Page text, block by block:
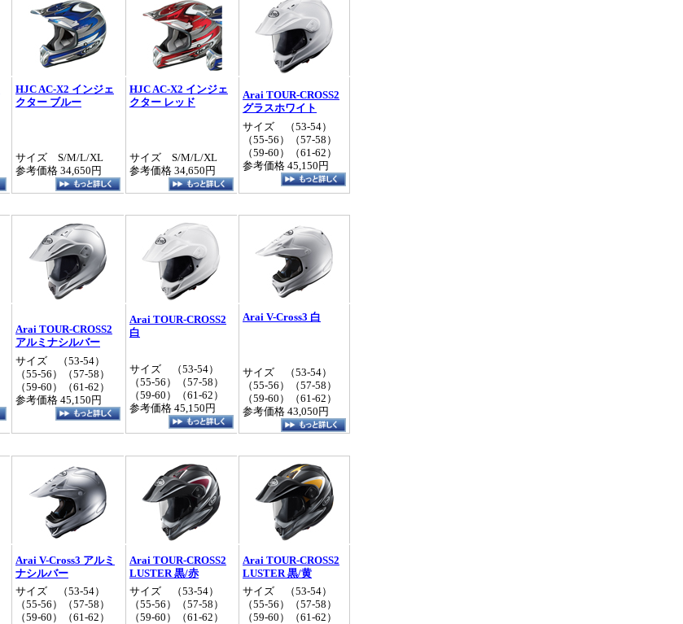
HJC AC-X2 インジェ
クター ブルー
サイズ S/M/L/XL
参考価格 34,650円
HJC AC-X2 インジェ
クター レッド
サイズ S/M/L/XL
参考価格 34,650円
Arai TOUR-CROSS2
グラスホワイト
サイズ （53‐54）
（55‐56）（57‐58）
（59‐60）（61‐62）
参考価格 45,150円
Arai TOUR-CROSS2
アルミナシルバー
サイズ （53‐54）
（55‐56）（57‐58）
（59‐60）（61‐62）
参考価格 45,150円
Arai TOUR-CROSS2
白
サイズ （53‐54）
（55‐56）（57‐58）
（59‐60）（61‐62）
参考価格 45,150円
Arai V-Cross3 白
サイズ （53‐54）
（55‐56）（57‐58）
（59‐60）（61‐62）
参考価格 43,050円
Arai V-Cross3 アルミ
ナシルバー
サイズ （53‐54）
（55‐56）（57‐58）
（59‐60）（61‐62）
Arai TOUR-CROSS2
LUSTER 黒/赤
サイズ （53‐54）
（55‐56）（57‐58）
（59‐60）（61‐62）
Arai TOUR-CROSS2
LUSTER 黒/黄
サイズ （53‐54）
（55‐56）（57‐58）
（59‐60）（61‐62）